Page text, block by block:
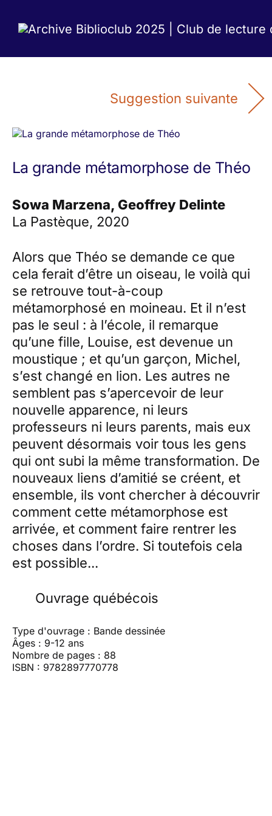
La grande métamorphose de Théo
Sowa Marzena, Geoffrey Delinte
La Pastèque, 2020
Alors que Théo se demande ce que
cela ferait d’être un oiseau, le voilà qui
se retrouve tout-à-coup
métamorphosé en moineau. Et il n’est
pas le seul : à l’école, il remarque
qu’une fille, Louise, est devenue un
moustique ; et qu’un garçon, Michel,
s’est changé en lion. Les autres ne
semblent pas s’apercevoir de leur
nouvelle apparence, ni leurs
professeurs ni leurs parents, mais eux
peuvent désormais voir tous les gens
qui ont subi la même transformation. De
nouveaux liens d’amitié se créent, et
ensemble, ils vont chercher à découvrir
comment cette métamorphose est
arrivée, et comment faire rentrer les
choses dans l’ordre. Si toutefois cela
est possible...
Ouvrage québécois
Type d'ouvrage : Bande dessinée
Âges : 9-12 ans
Nombre de pages : 88
ISBN : 9782897770778
Suggestion suivante